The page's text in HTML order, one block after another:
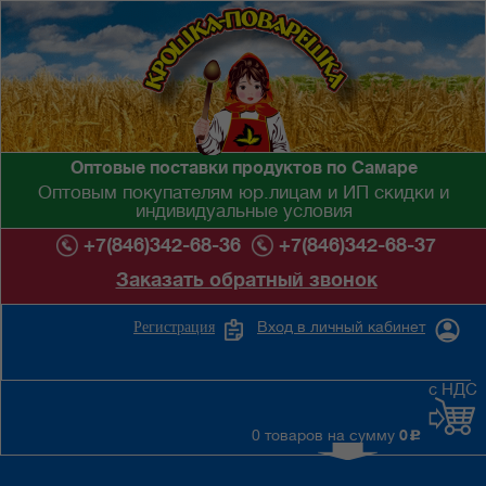
Оптовые поставки продуктов по Самаре
Оптовым покупателям юр.лицам и ИП скидки и
индивидуальные условия
+7(846)342-68-36
+7(846)342-68-37
Заказать обратный звонок
Вход в личный кабинет
Регистрация
0 товаров на сумму 0 c
с НДС